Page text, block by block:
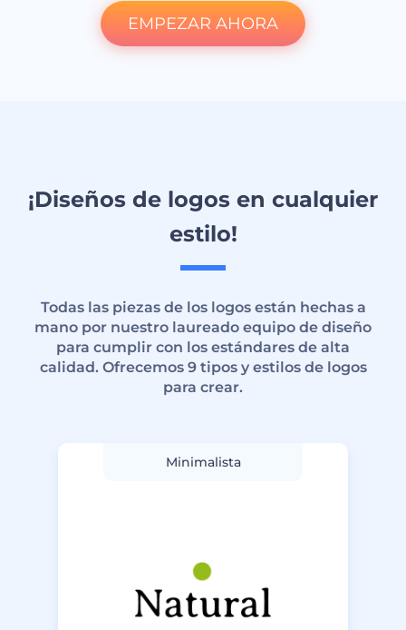
EMPEZAR AHORA
¡Diseños de logos en cualquier
estilo!
Todas las piezas de los logos están hechas a
mano por nuestro laureado equipo de diseño
para cumplir con los estándares de alta
calidad. Ofrecemos 9 tipos y estilos de logos
para crear.
Minimalista